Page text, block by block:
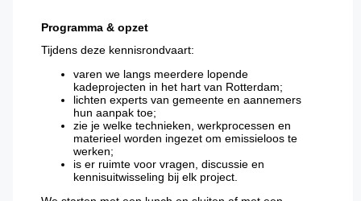
Programma & opzet
Tijdens deze kennisrondvaart:
varen we langs meerdere lopende
kadeprojecten in het hart van Rotterdam;
lichten experts van gemeente en aannemers
hun aanpak toe;
zie je welke technieken, werkprocessen en
materieel worden ingezet om emissieloos te
werken;
is er ruimte voor vragen, discussie en
kennisuitwisseling bij elk project.